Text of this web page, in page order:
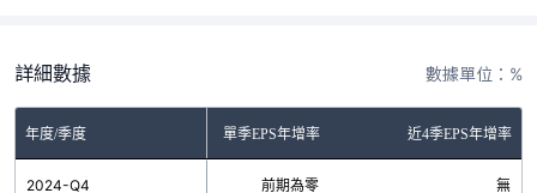
詳細數據 數據單位：%
年度/季度 單季EPS年增率 近4季EPS年增率
2024-Q4 前期為零 無